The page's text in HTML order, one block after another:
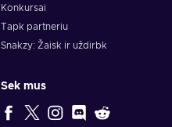
Konkursai
Tapk partneriu
Snakzy: Žaisk ir uždirbk
Sek mus